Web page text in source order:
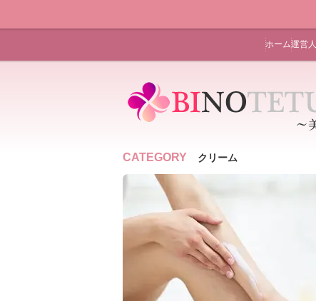
ホーム運営人
CATEGORY クリーム